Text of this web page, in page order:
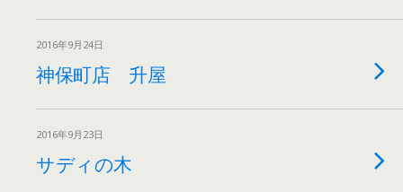
2016年9月24日
神保町店 升屋
2016年9月23日
サディの木